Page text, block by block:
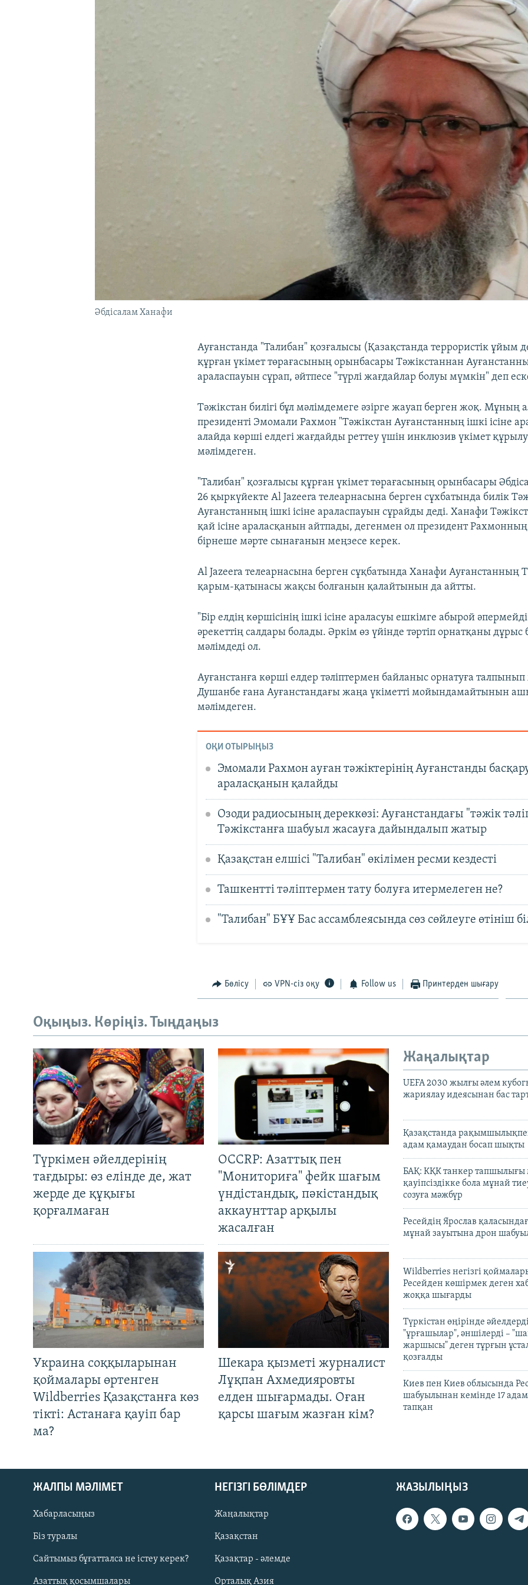
Русский
Әбдісалам Ханафи
Ауғанстанда "Талибан" қозғалысы (Қазақстанда террористік ұйым
құрған үкімет төрағасының орынбасары Тәжікстаннан
араласпауын сұрап, әйтпесе "түрлі жағдайлар болуы мүмкін" деп
Тәжікстан билігі бұл мәлімдемеге әзірге жауап берген жоқ. Мұның
президенті Эмомали Рахмон "Тәжікстан Ауғанстанның ішкі ісіне
алайда көрші елдегі жағдайды реттеу үшін инклюзив үкімет
мәлімдеген.
"Талибан" қозғалысы құрған үкімет төрағасының орынбасары
26 қыркүйекте Al Jazeera телеарнасына берген сұхбатында билік
Ауғанстанның ішкі ісіне араласпауын сұрайды деді. Ханафи
қай ісіне араласқанын айтпады, дегенмен ол президент Рахмонның
бірнеше мәрте сынағанын меңзесе керек.
Al Jazeera телеарнасына берген сұқбатында Ханафи Ауғанстанның
қарым-қатынасы жақсы болғанын қалайтынын да айтты.
"Бір елдің көршісінің ішкі ісіне араласуы ешкімге абырой
әрекеттің салдары болады. Әркім өз үйінде тәртіп орнатқаны дұрыс
мәлімдеді ол.
Ауғанстанға көрші елдер тәліптермен байланыс орнатуға
Душанбе ғана Ауғанстандағы жаңа үкіметті мойындамайтынын
мәлімдеген.
ОҚИ ОТЫРЫҢЫЗ
Эмомали Рахмон ауған тәжіктерінің Ауғанстанды
араласқанын қалайды
Озоди радиосының дереккөзі: Ауғанстандағы "тәжік
Тәжікстанға шабуыл жасауға дайындалып жатыр
Қазақстан елшісі "Талибан" өкілімен ресми кездесті
Ташкентті тәліптермен тату болуға итермелеген не?
"Талибан" БҰҰ Бас ассамблеясында сөз сөйлеуге өтініш
Бөлісу VPN-сіз оқу Follow us Принтерден шығару
Оқыңыз. Көріңіз. Тыңдаңыз
Түркімен әйелдерінің
тағдыры: өз елінде де, жат
жерде де құқығы
қорғалмаған
OCCRP: Азаттық пен
"Мониториға" фейк шағым
үндістандық, пәкістандық
аккаунттар арқылы
жасалған
Украина соққыларынан
қоймалары өртенген
Wildberries Қазақстанға көз
тікті: Астанаға қауіп бар
ма?
Шекара қызметі журналист
Лұқпан Ахмедияровты
елден шығармады. Оған
қарсы шағым жазған кім?
Жаңалықтар
UEFA 2030 жылғы әлем
жариялау идеясынан бас
Қазақстанда
адам қамаудан босап шықты
БАҚ: КҚК танкер тапшылығы
қауіпсіздікке бола мұнай
созуға мәжбүр
Ресейдің Ярослав
мұнай зауытына дрон
Wildberries негізгі
Ресейден көшірмек деген
жоққа шығарды
Түркістан өңірінде
"ұрғашылар", әншілерді –
жаршысы" деген тұрғын
қозғалды
Киев пен Киев облысында
шабуылынан кемінде 17 адам
тапқан
ЖАЗЫЛЫҢЫЗ
ЖАЛПЫ МӘЛІМЕТ
Хабарласыңыз
Біз туралы
Сайтымыз бұғатталса не істеу керек?
Азаттық қосымшалары
НЕГІЗГІ БӨЛІМДЕР
Жаңалықтар
Қазақстан
Қазақтар - әлемде
Орталық Азия